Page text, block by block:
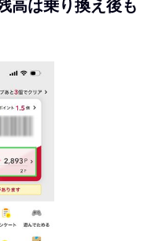
高は乗り換え後も